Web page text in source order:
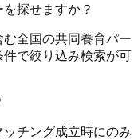
探せますか？
全国の共同養育パー
件で絞り込み検索が可
チング成立時にのみ